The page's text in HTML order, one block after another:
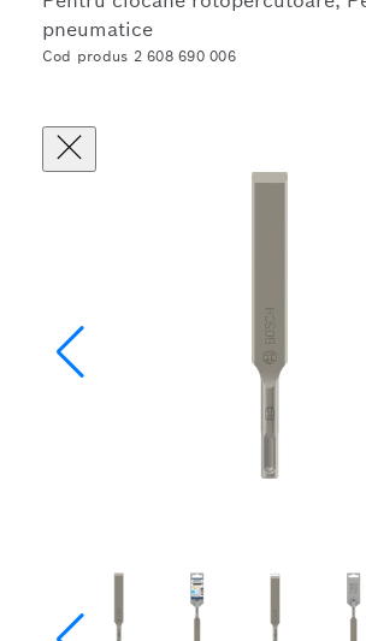
pneumatice
Cod produs 2 608 690 006